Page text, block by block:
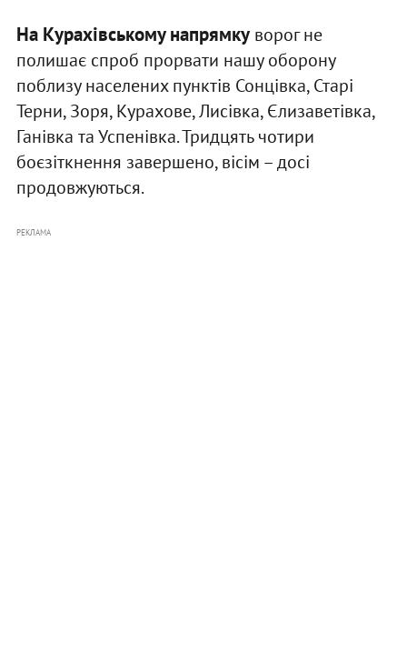
На Курахівському напрямкуворог не
полишає спроб прорвати нашу оборону
поблизу населених пунктів Сонцівка, Старі
Терни, Зоря, Курахове, Лисівка, Єлизаветівка,
Ганівка та Успенівка. Тридцять чотири
боєзіткнення завершено, вісім – досі
продовжуються.
РЕКЛАМА